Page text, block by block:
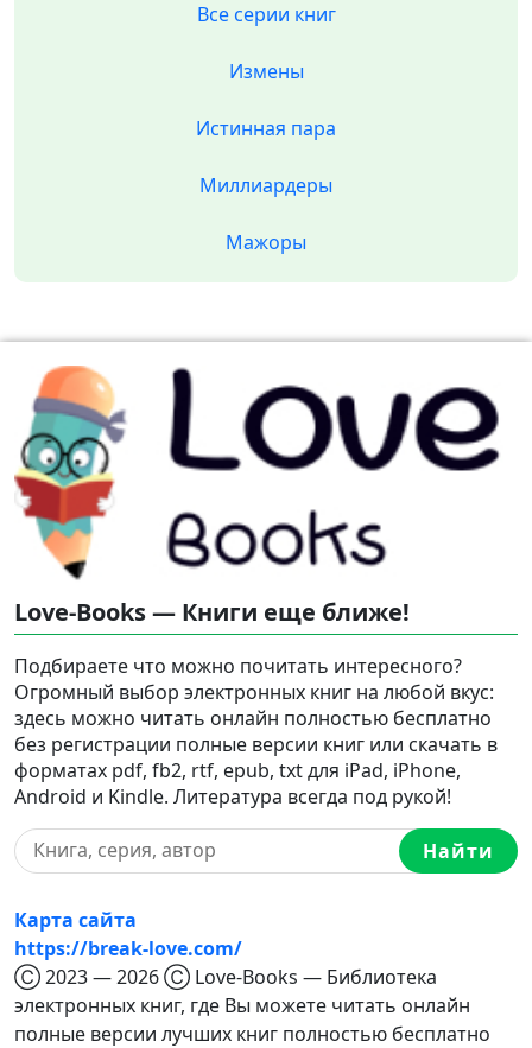
Все серии книг
Измены
Истинная пара
Миллиардеры
Мажоры
Love-Books — Книги еще ближе!
Подбираете что можно почитать интересного?
Огромный выбор электронных книг на любой вкус:
здесь можно читать онлайн полностью бесплатно
без регистрации полные версии книг или скачать в
форматах pdf, fb2, rtf, epub, txt для iPad, iPhone,
Android и Kindle. Литература всегда под рукой!
Найти
Карта сайта
https://break-love.com/
Ⓒ 2023 — 2026 Ⓒ Love-Books — Библиотека
электронных книг, где Вы можете читать онлайн
полные версии лучших книг полностью бесплатно